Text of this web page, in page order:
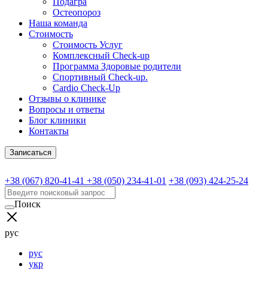
Остеопороз
Наша команда
Стоимость
Стоимость Услуг
Комплексный Check-up
Программа Здоровые родители
Спортивный Check-up.
Cardio Check-Up
Отзывы о клинике
Вопросы и ответы
Блог клиники
Контакты
Записаться
+38 (067) 820-41-41 +38 (050) 234-41-01 +38 (093) 424-25-24
Поиск
рус
рус
укр